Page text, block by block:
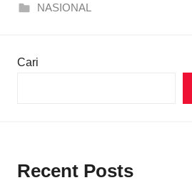
NASIONAL
Cari
Recent Posts